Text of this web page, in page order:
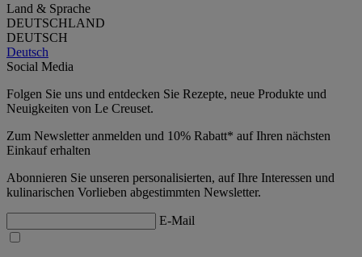
Land & Sprache
DEUTSCHLAND
DEUTSCH
Deutsch
Social Media
Folgen Sie uns und entdecken Sie Rezepte, neue Produkte und
Neuigkeiten von Le Creuset.
Zum Newsletter anmelden und 10% Rabatt* auf Ihren nächsten
Einkauf erhalten
Abonnieren Sie unseren personalisierten, auf Ihre Interessen und
kulinarischen Vorlieben abgestimmten Newsletter.
E-Mail